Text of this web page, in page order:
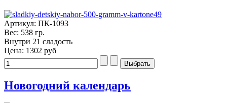
Артикул: ПК-1093
Вес: 538 гр.
Внутри 21 сладость
Цена: 1302 руб
Новогодний календарь